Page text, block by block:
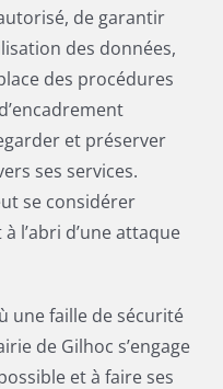
de garantir
des données,
des procédures
et préserver
ses services.
se considérer
l’abri d’une attaque
une faille de sécurité
de Gilhoc s’engage
et à faire ses